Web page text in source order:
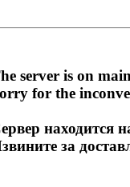
server is on
for the
находится
за